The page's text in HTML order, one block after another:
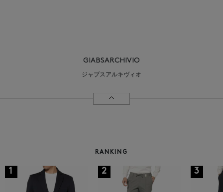
GIABSARCHIVIO
ジャブスアルキヴィオ
RANKING
1 2 3